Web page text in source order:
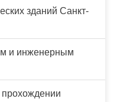
зданий Санкт-
и инженерным